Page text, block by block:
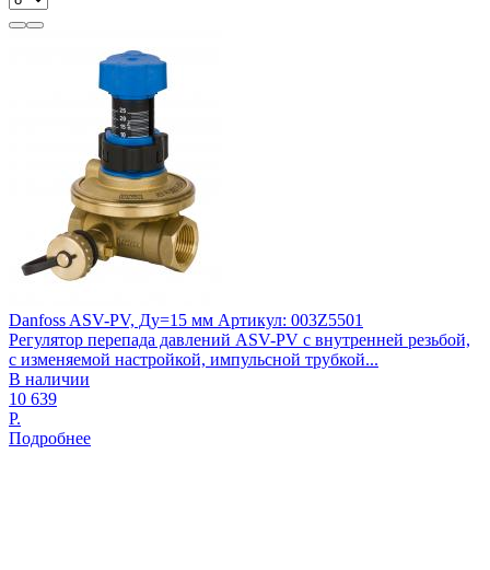
Danfoss ASV-PV, Ду=15 мм Артикул: 003Z5501
Регулятор перепада давлений ASV-PV с внутренней резьбой,
с изменяемой настройкой, импульсной трубкой...
В наличии
10 639
Р.
Подробнее